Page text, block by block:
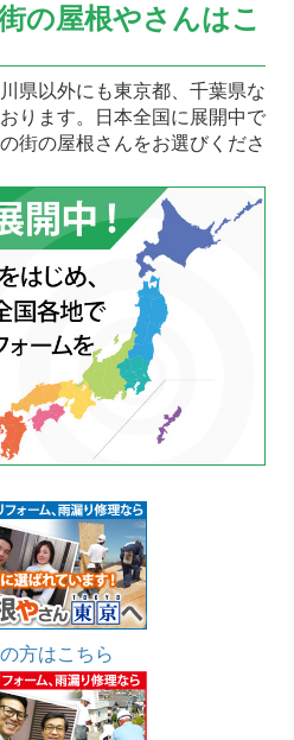
の屋根やさんはこ
県以外にも東京都、千葉県な
ります。日本全国に展開中で
街の屋根さんをお選びくださ
方はこちら